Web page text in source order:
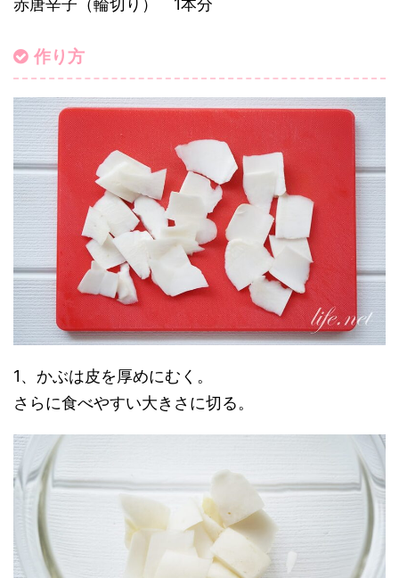
赤唐辛子（輪切り） 1本分
作り方
1、かぶは皮を厚めにむく。
さらに食べやすい大きさに切る。